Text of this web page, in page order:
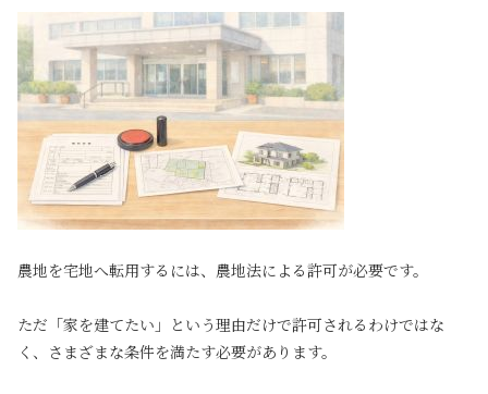
農地を宅地へ転用するには、農地法による許可が必要です。
ただ「家を建てたい」という理由だけで許可されるわけではな
く、さまざまな条件を満たす必要があります。